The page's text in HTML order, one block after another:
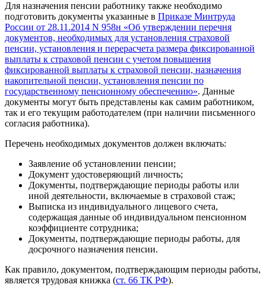
Для назначения пенсии работнику также необходимо
подготовить документы указанные в Приказе Минтруда
России от 28.11.2014 N 958н «Об утверждении перечня
документов, необходимых для установления страховой
пенсии, установления и перерасчета размера фиксированной
выплаты к страховой пенсии с учетом повышения
фиксированной выплаты к страховой пенсии, назначения
накопительной пенсии, установления пенсии по
государственному пенсионному обеспечению». Данные
документы могут быть представлены как самим работником,
так и его текущим работодателем (при наличии письменного
согласия работника).
Перечень необходимых документов должен включать:
Заявление об установлении пенсии;
Документ удостоверяющий личность;
Документы, подтверждающие периоды работы или
иной деятельности, включаемые в страховой стаж;
Выписка из индивидуального лицевого счета,
содержащая данные об индивидуальном пенсионном
коэффициенте сотрудника;
Документы, подтверждающие периоды работы, для
досрочного назначения пенсии.
Как правило, документом, подтверждающим периоды работы,
является трудовая книжка (ст. 66 ТК РФ).